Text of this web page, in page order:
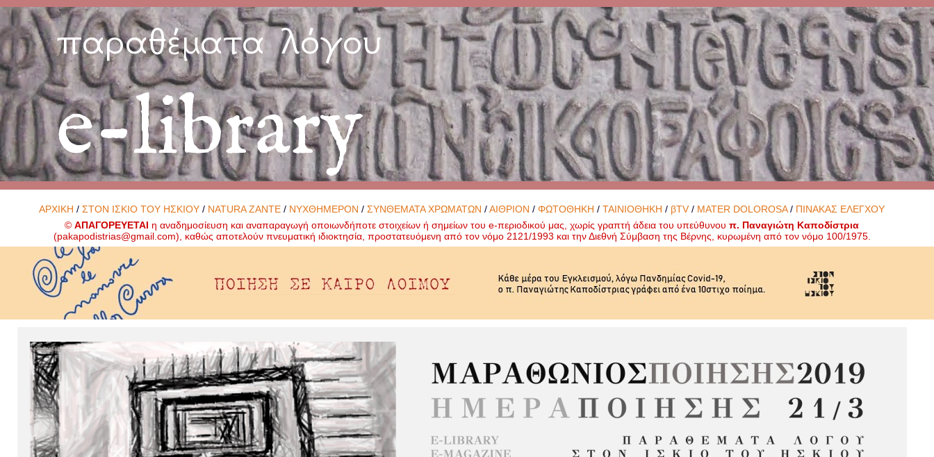
παραθέματα λόγου
e-library
ΑΡΧΙΚΗ /ΣΤΟΝ ΙΣΚΙΟ ΤΟΥ ΗΣΚΙΟΥ / NATURA ZANTE / ΝΥΧΘΗΜΕΡΟΝ /ΣΥΝΘΕΜΑΤΑ ΧΡΩΜΑΤΩΝ /ΑΙΘΡΙΟΝ /ΦΩΤΟΘΗΚΗ /ΤΑΙΝΙΟΘΗΚΗ / βTV / MATER DOLOROSA/ ΠΙΝΑΚΑΣ ΕΛΕΓΧΟΥ
©ΑΠΑΓΟΡΕΥΕΤΑΙ η αναδημοσίευση και αναπαραγωγή οποιωνδήποτε στοιχείων ή σημείων του e-περιοδικού μας, χωρίς γραπτή άδεια του υπεύθυνουπ. Παναγιώτη Καποδίστρια
(pakapodistrias@gmail.com), καθώς αποτελούν πνευματική ιδιοκτησία, προστατευόμενη από τον νόμο 2121/1993 και την Διεθνή Σύμβαση της Βέρνης, κυρωμένη από τον νόμο 100/1975.